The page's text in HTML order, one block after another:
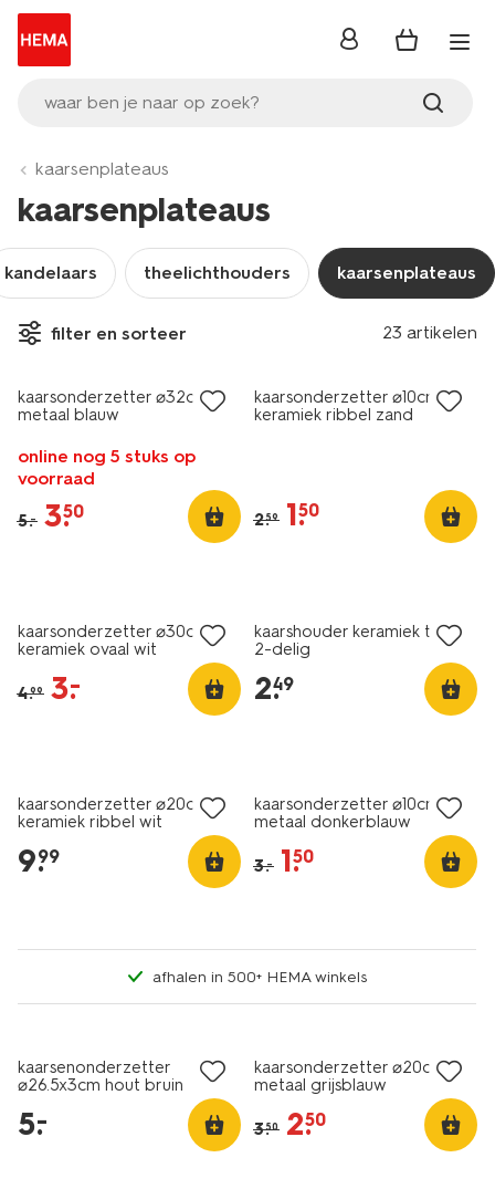
waar ben je naar op zoek?
inloggen
kaarsenplateaus
kaarsenplateaus
kandelaars theelichthouders kaarsenplateaus
filter en sorteer 23 artikelen
sale
kaarsonderzetter ⌀32cm
metaal blauw
online nog 5 stuks op
voorraad
5.– 3.
50
kaarsonderzetter ⌀10cm
keramiek ribbel zand
2.59 1.
50
kaarsonderzetter ⌀30cm
keramiek ovaal wit
4.99 3.
–
kaarshouder keramiek taart
2-delig
2.
49
kaarsonderzetter ⌀20cm
keramiek ribbel wit
9.
99
kaarsonderzetter ⌀10cm
metaal donkerblauw
3.– 1.
50
afhalen in 500+ HEMA winkels
kaarsenonderzetter
⌀26.5x3cm hout bruin
5.
–
kaarsonderzetter ⌀20cm
metaal grijsblauw
3.50 2.
50